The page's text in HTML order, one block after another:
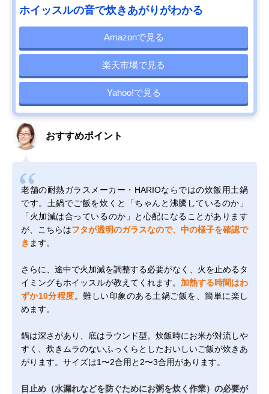
ホイッスルの音で炊きあがりがわかる
Amazonで見る
楽天市場で見る
Yahoo!で見る
おすすめポイント
老舗の耐熱ガラスメーカー・HARIOならではの炊飯用土鍋
です。土鍋でご飯を炊くと「ちゃんと沸騰しているのか」
「火加減は合っているのか」と心配になることがあります
が、こちらはフタが透明のガラスなので、中の様子を確認で
き ます。
さらに、途中で火加減を調整する必要がなく、火を止めるタ
イミングもホイッスルが教えてくれます。 加熱する時間はわ
ずか10分程度。難しい印象のある土鍋ご飯を、簡単に楽し
めます。
鍋は深さがあり、底はラウンド型。炊飯時にお米が対流しや
すく、炊きムラのないふっくらとしたおいしいご飯が炊きあ
がります。サイズは1〜2合用と2〜3合用があります。
目止め（水漏れなどを防ぐためにお粥を炊く作業）の必要が